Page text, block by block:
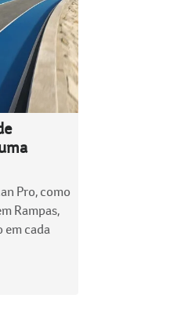
Pro, como
Rampas,
em cada